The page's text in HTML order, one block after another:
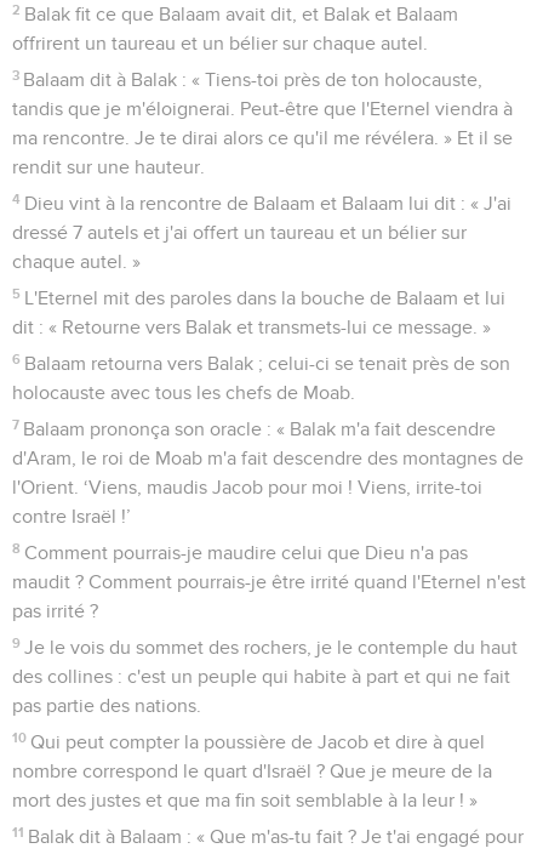
2 Balak fit ce que Balaam avait dit, et Balak et Balaam
offrirent un taureau et un bélier sur chaque autel.
3 Balaam dit à Balak : « Tiens-toi près de ton holocauste,
tandis que je m'éloignerai. Peut-être que l'Eternel viendra à
ma rencontre. Je te dirai alors ce qu'il me révélera. » Et il se
rendit sur une hauteur.
4 Dieu vint à la rencontre de Balaam et Balaam lui dit : « J'ai
dressé 7 autels et j'ai offert un taureau et un bélier sur
chaque autel. »
5 L'Eternel mit des paroles dans la bouche de Balaam et lui
dit : « Retourne vers Balak et transmets-lui ce message. »
6 Balaam retourna vers Balak ; celui-ci se tenait près de son
holocauste avec tous les chefs de Moab.
7 Balaam prononça son oracle : « Balak m'a fait descendre
d'Aram, le roi de Moab m'a fait descendre des montagnes de
l'Orient. ‘Viens, maudis Jacob pour moi ! Viens, irrite-toi
contre Israël !’
8 Comment pourrais-je maudire celui que Dieu n'a pas
maudit ? Comment pourrais-je être irrité quand l'Eternel n'est
pas irrité ?
9 Je le vois du sommet des rochers, je le contemple du haut
des collines : c'est un peuple qui habite à part et qui ne fait
pas partie des nations.
10 Qui peut compter la poussière de Jacob et dire à quel
nombre correspond le quart d'Israël ? Que je meure de la
mort des justes et que ma fin soit semblable à la leur ! »
11 Balak dit à Balaam : « Que m'as-tu fait ? Je t'ai engagé pour